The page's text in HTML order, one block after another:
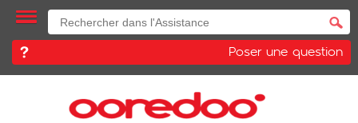
Poser une question